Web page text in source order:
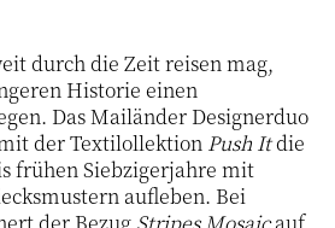
durch die Zeit reisen mag,
Historie einen
Das Mailänder Designerduo
der Textilollektion Push Itdie
frühen Siebzigerjahre mit
aufleben. Bei